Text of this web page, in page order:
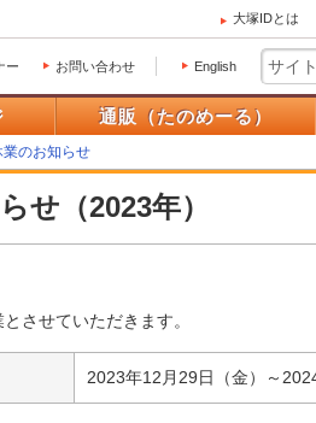
大塚IDとは
ー お問い合わせ English
通販（たのめーる）
のお知らせ
せ（2023年）
させていただきます。
2023年12月29日（金）～